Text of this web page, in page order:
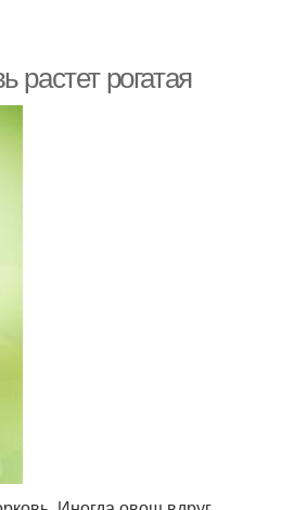
растет рогатая